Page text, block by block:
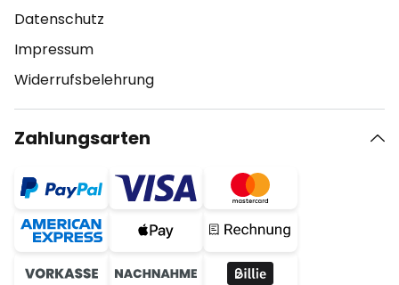
Datenschutz
Impressum
Widerrufsbelehrung
Zahlungsarten